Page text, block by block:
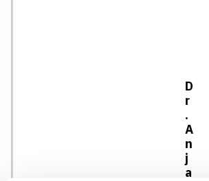
D
r
.
A
n
j
a